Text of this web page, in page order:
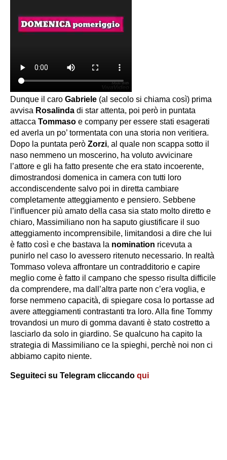
Dunque il caro Gabriele (al secolo si chiama così) prima
avvisa Rosalinda di star attenta, poi però in puntata
attacca Tommaso e company per essere stati esagerati
ed averla un po’ tormentata con una storia non veritiera.
Dopo la puntata però Zorzi, al quale non scappa sotto il
naso nemmeno un moscerino, ha voluto avvicinare
l’attore e gli ha fatto presente che era stato incoerente,
dimostrandosi domenica in camera con tutti loro
accondiscendente salvo poi in diretta cambiare
completamente atteggiamento e pensiero. Sebbene
l’influencer più amato della casa sia stato molto diretto e
chiaro, Massimiliano non ha saputo giustificare il suo
atteggiamento incomprensibile, limitandosi a dire che lui
è fatto così e che bastava la nomination ricevuta a
punirlo nel caso lo avessero ritenuto necessario. In realtà
Tommaso voleva affrontare un contradditorio e capire
meglio come è fatto il campano che spesso risulta difficile
da comprendere, ma dall’altra parte non c’era voglia, e
forse nemmeno capacità, di spiegare cosa lo portasse ad
avere atteggiamenti contrastanti tra loro. Alla fine Tommy
trovandosi un muro di gomma davanti è stato costretto a
lasciarlo da solo in giardino. Se qualcuno ha capito la
strategia di Massimiliano ce la spieghi, perchè noi non ci
abbiamo capito niente.
Seguiteci su Telegram cliccando qui